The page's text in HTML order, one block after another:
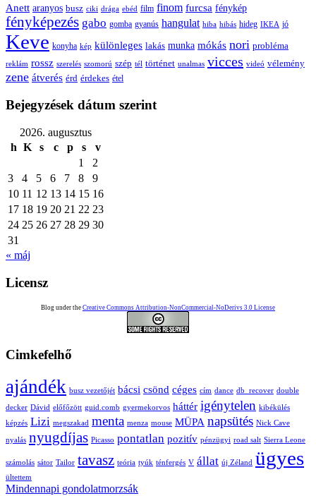
Anett aranyos busz ciki drága ebéd film finom furcsa fénykép
fényképezés gabo gomba gyanús hangulat hiba hibás hideg IKEA jó
Keve konyha kép különleges lakás munka mókás nori probléma
reklám rossz szerelés szomorú szép tél történet unalmas vicces videó vélemény
zene átverés érd érdekes étel
Bejegyzések dátum szerint
2026. augusztus
h K s c p s
v
1
2
3
4 5 6 7 8
9
10 11 12 13 14 15 16
17 18 19 20 21 22 23
24 25 26 27 28 29 30
31
« máj
Licensz
Blog under the Creative Commons Attribution-NonCommercial-NoDerivs 3.0 License
Cimkefelhő
ajándék busz vezetőjét bácsi csönd céges cím dance db_recover double
decker Dávid előfőzött guid.comb gyermekorvos háttér igénytelen kibékülés
képzés Lizi megszakad menta menza mouse MÜPA napsütés Nick Cave
nyalás nyugdíjas Picasso pontatlan pozitív pénzügyi road salt Sierra Leone
számolás sátor Tailor tavasz teória tyúk ténfergés V állat új Zéland ügyes
ültettem
Mindennapi gondolatmorzsák